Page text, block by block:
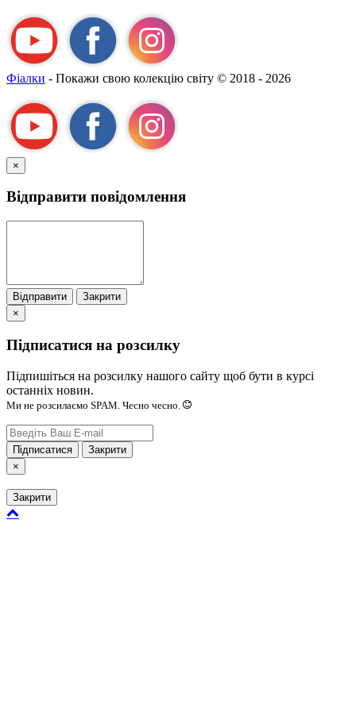
Фіалки - Покажи свою колекцію світу © 2018 - 2026
×
Відправити повідомлення
Відправити
Закрити
×
Підписатися на розсилку
Підпишіться на розсилку нашого сайту щоб бути в курсі
останніх новин.
Ми не розсилаємо SPAM. Чесно чесно.
Підписатися
Закрити
×
Закрити